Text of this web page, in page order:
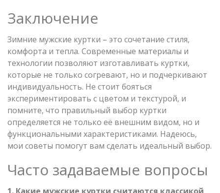
Заключение
Зимние мужские куртки – это сочетание стиля,
комфорта и тепла. Современные материалы и
технологии позволяют изготавливать куртки,
которые не только согревают, но и подчеркивают
индивидуальность. Не стоит бояться
экспериментировать с цветом и текстурой, и
помните, что правильный выбор куртки
определяется не только её внешним видом, но и
функциональными характеристиками. Надеюсь,
мои советы помогут вам сделать идеальный выбор.
Часто задаваемые вопросы